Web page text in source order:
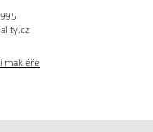
makléře